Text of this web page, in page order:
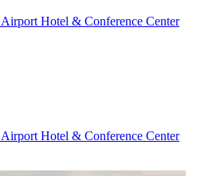
Hotel & Conference Center
Hotel & Conference Center